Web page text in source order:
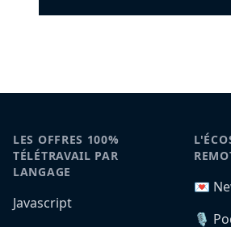
LES OFFRES 100%
TÉLÉTRAVAIL PAR
LANGAGE
Javascript
💌
🎙️